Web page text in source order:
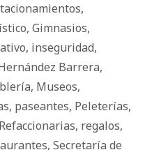
,
, Gimnasios,
, inseguridad,
Barrera,
, Museos,
, paseantes, Peleterías,
Refaccionarias, regalos,
, Secretaría de